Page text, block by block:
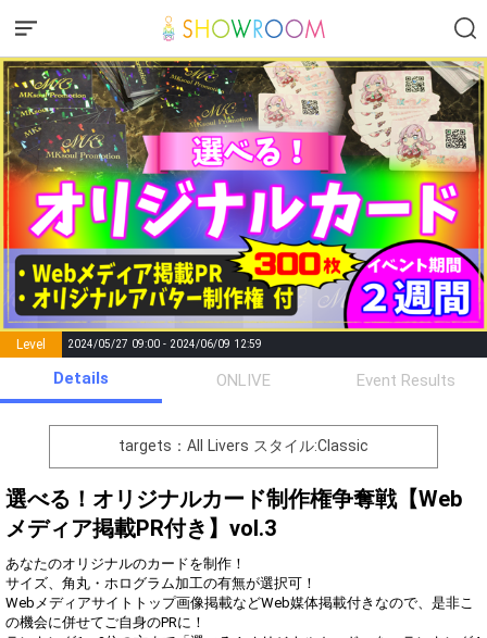
Level 2024/05/27 09:00 - 2024/06/09 12:59
Points List of Goal
number of
positions
Rema
0 Event Begins!
オリジナルアバター制作権獲
得！
Gifting
Throw gifts to the stage and join
the live performance.
First, try throwing free Stars
(once a day)! You can also charge
You can post comments. Please
refrain from posting comments
that may offend performers or
other users.
Details ONLIVE Event Results
targets：All Livers スタイル:Classic
選べる！オリジナルカード制作権争奪戦【Web
メディア掲載PR付き】vol.3
あなたのオリジナルのカードを制作！
サイズ、角丸・ホログラム加工の有無が選択可！
Webメディアサイトトップ画像掲載などWeb媒体掲載付きなので、是非こ
の機会に併せてご自身のPRに！